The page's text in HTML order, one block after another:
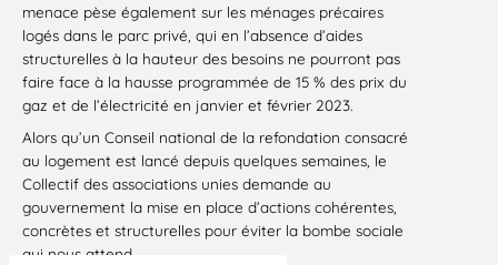
menace pèse également sur les ménages précaires
logés dans le parc privé, qui en l’absence d’aides
structurelles à la hauteur des besoins ne pourront pas
faire face à la hausse programmée de 15 % des prix du
gaz et de l’électricité en janvier et février 2023.
Alors qu’un Conseil national de la refondation consacré
au logement est lancé depuis quelques semaines, le
Collectif des associations unies demande au
gouvernement la mise en place d’actions cohérentes,
concrètes et structurelles pour éviter la bombe sociale
qui nous attend.